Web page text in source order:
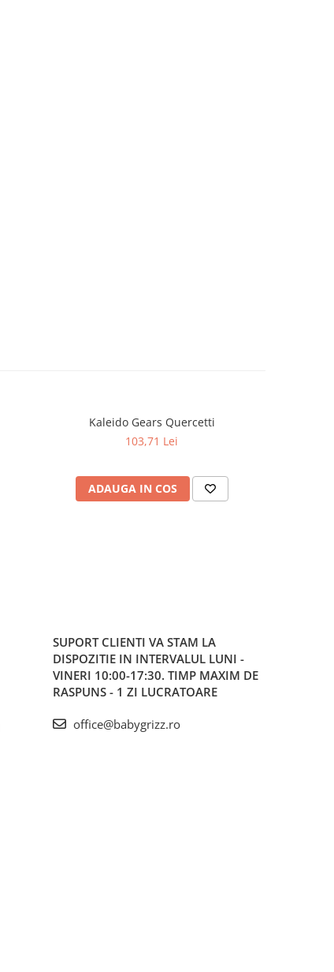
Kaleido Gears Quercetti
103,71 Lei
ADAUGA IN COS
SUPORT CLIENTI VA STAM LA
DISPOZITIE IN INTERVALUL LUNI -
VINERI 10:00-17:30. TIMP MAXIM DE
RASPUNS - 1 ZI LUCRATOARE
office@babygrizz.ro